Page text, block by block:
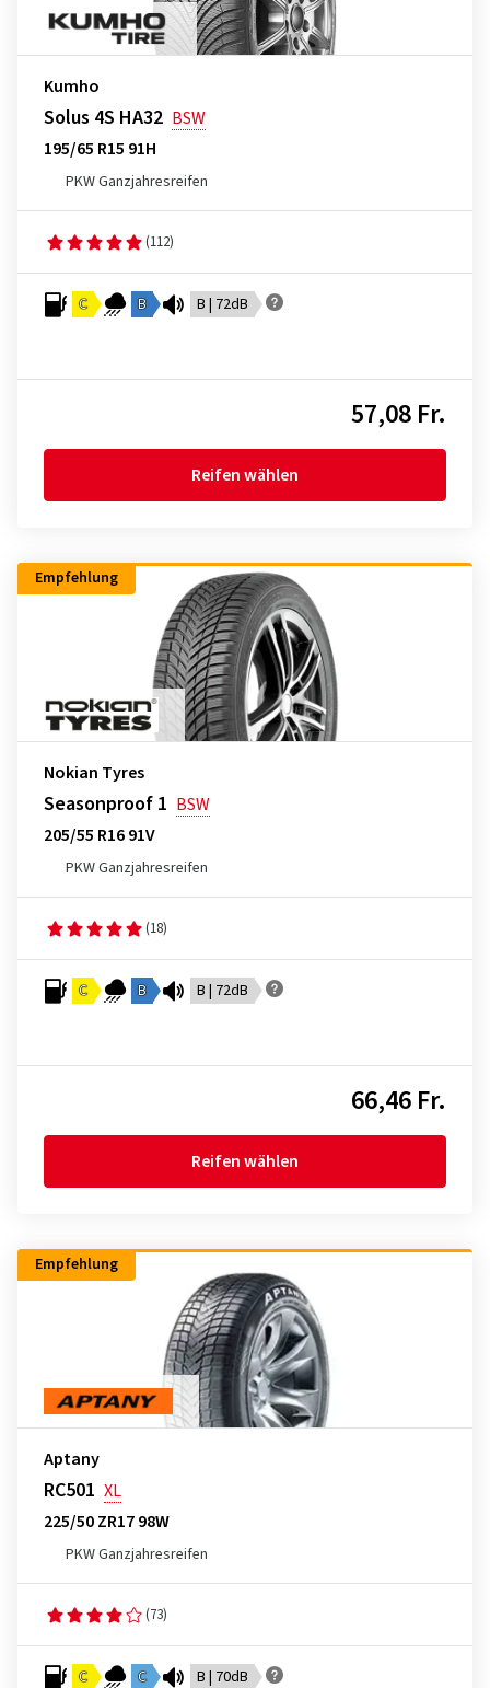
Kumho
Solus 4S HA32 BSW
195/65 R15 91H
PKW Ganzjahresreifen
(112)
C B B | 72dB
57,08 Fr.
Reifen wählen
Empfehlung
Nokian Tyres
Seasonproof 1 BSW
205/55 R16 91V
PKW Ganzjahresreifen
(18)
C B B | 72dB
66,46 Fr.
Reifen wählen
Empfehlung
Aptany
RC501 XL
225/50 ZR17 98W
PKW Ganzjahresreifen
(73)
C C B | 70dB